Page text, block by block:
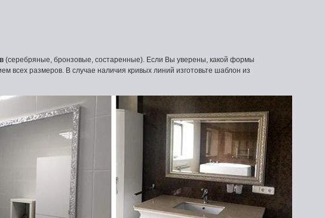
(серебряные, бронзовые, состаренные). Если Вы уверены, какой формы
всех размеров. В случае наличия кривых линий изготовьте шаблон из